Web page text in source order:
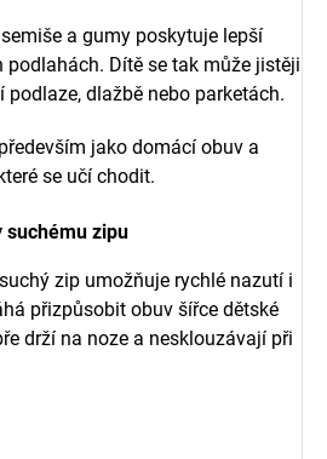
a gumy poskytuje lepší
Dítě se tak může jistěji
dlažbě nebo parketách.
jako domácí obuv a
se učí chodit.
suchému zipu
zip umožňuje rychlé nazutí i
přizpůsobit obuv šířce dětské
drží na noze a nesklouzávají při